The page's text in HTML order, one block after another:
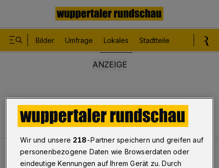
Bilder Umfrage Lokales Stadtteile
Lokales Fahndung nach Mann mit Zopf
Wir und unsere 218-Partner speichern und greifen auf
personenbezogene Daten wie Browserdaten oder
eindeutige Kennungen auf Ihrem Gerät zu. Durch